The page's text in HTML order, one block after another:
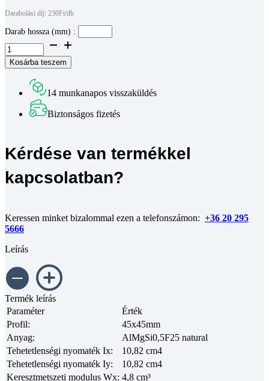
Darabolási díj: 230Ft/db
Darab hossza (mm) :
Bosch
komp.
aluprofil
könnyű
horonyméret
(méretre
vágva)
mennyiség
Kosárba teszem
14 munkanapos visszaküldés
Biztonságos fizetés
Kérdése van termékkel
kapcsolatban?
Keressen minket bizalommal ezen a telefonszámon: +36 20 295
5666
Leírás
Termék leírás
Paraméter
Érték
Profil:
45x45mm
Anyag:
AlMgSi0,5F25 natural
Tehetetlenségi nyomaték Ix:
10,82 cm4
Tehetetlenségi nyomaték Iy:
10,82 cm4
Keresztmetszeti modulus Wx: 4,8 cm³